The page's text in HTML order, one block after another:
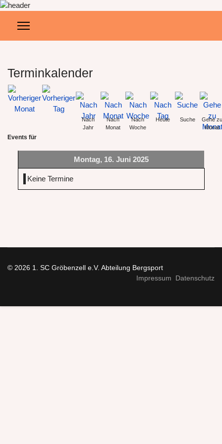
Terminkalender
Nach
Jahr
Nach
Monat
Nach
Woche
Heute Suche
Gehe zu
Monat
Events für
Montag, 16. Juni 2025
Keine Termine
© 2026 1. SC Gröbenzell e.V. Abteilung Bergsport
Impressum
Datenschutz